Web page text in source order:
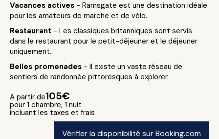
Vacances actives - Ramsgate est une destination idéale
pour les amateurs de marche et de vélo.
Restaurant - Les classiques britanniques sont servis
dans le restaurant pour le petit-déjeuner et le déjeuner
uniquement.
Belles promenades - Il existe un vaste réseau de
sentiers de randonnée pittoresques à explorer.
A partir de105€
pour 1 chambre, 1 nuit
incluant les taxes et frais
Vérifier la disponibilité sur Booking.com